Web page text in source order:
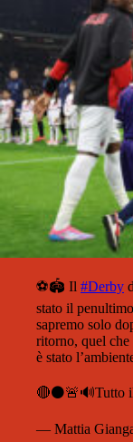
⚽️🏟️ Il #Derby
stato il
sapremo solo
ritorno, quel che
è stato
🔴⚫️🚨🔊Tutto
— Mattia